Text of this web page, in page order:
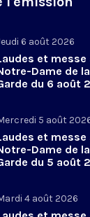
6 août 2026
et messe
Dame de la
du 6 août
5 août
et messe
Dame de la
du 5 août
4 août 2026